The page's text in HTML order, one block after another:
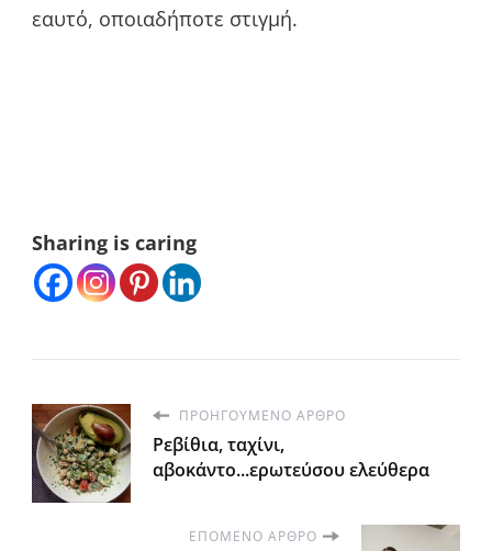
εαυτό, οποιαδήποτε στιγμή.
Sharing is caring
ΠΡΟΗΓΟΎΜΕΝΟ ΆΡΘΡΟ
Ρεβίθια, ταχίνι,
αβοκάντο...ερωτεύσου ελεύθερα
ΕΠΌΜΕΝΟ ΆΡΘΡΟ